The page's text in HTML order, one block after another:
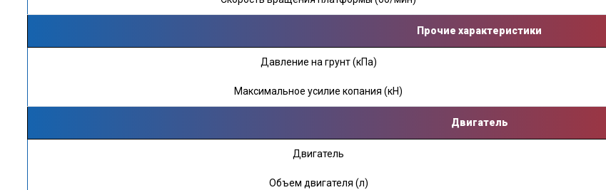
Прочие характеристики
Давление на грунт (кПа)
Максимальное усилие копания (кН)
Двигатель
Двигатель
Объем двигателя (л)